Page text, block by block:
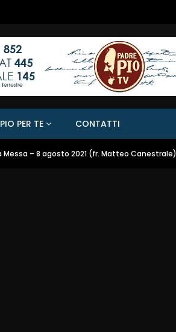
PER TE CONTATTI
Messa – 8 agosto 2021 (fr. Matteo Canestrale)